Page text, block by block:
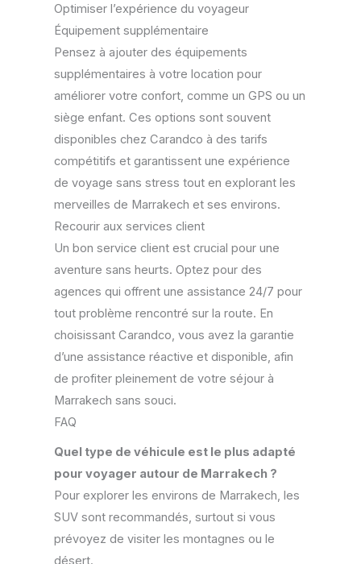
Optimiser l’expérience du voyageur
Équipement supplémentaire
Pensez à ajouter des équipements
supplémentaires à votre location pour
améliorer votre confort, comme un GPS ou un
siège enfant. Ces options sont souvent
disponibles chez Carandco à des tarifs
compétitifs et garantissent une expérience
de voyage sans stress tout en explorant les
merveilles de Marrakech et ses environs.
Recourir aux services client
Un bon service client est crucial pour une
aventure sans heurts. Optez pour des
agences qui offrent une assistance 24/7 pour
tout problème rencontré sur la route. En
choisissant Carandco, vous avez la garantie
d’une assistance réactive et disponible, afin
de profiter pleinement de votre séjour à
Marrakech sans souci.
FAQ
Quel type de véhicule est le plus adapté
pour voyager autour de Marrakech ?
Pour explorer les environs de Marrakech, les
SUV sont recommandés, surtout si vous
prévoyez de visiter les montagnes ou le
désert.